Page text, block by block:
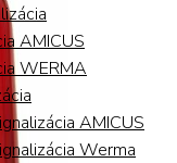
AMICUS
WERMA
AMICUS
Werma